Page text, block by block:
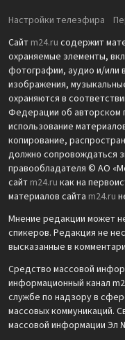
Настройки телеэфира
Сайт m24.ru содержит
охраняемые элементы,
фотографии, аудио и/или
изображения,
охраняются в
Федерации об авторском
использование
копирование,
должно сопровождаться
правообладателя © АО
сайт m24.ru как на
материалов сайта m24.ru
Мнение редакции может
спикеров. Редакция не
высказанные в
Средство массовой
информационный канал
службе по надзору в
массовых коммуникаций.
массовой информации Эл